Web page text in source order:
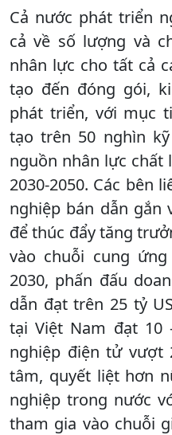
Cả nước phát triển
cả về số lượng và
nhân lực cho tất cả
tạo đến đóng gói,
phát triển, với mục
tạo trên 50 nghìn
nguồn nhân lực chất
2030-2050. Các bên
nghiệp bán dẫn gắn
để thúc đẩy tăng
vào chuỗi cung
2030, phấn đấu
dẫn đạt trên 25 tỷ
tại Việt Nam đạt 10
nghiệp điện tử vượt
tâm, quyết liệt hơn
nghiệp trong nước
tham gia vào chuỗi